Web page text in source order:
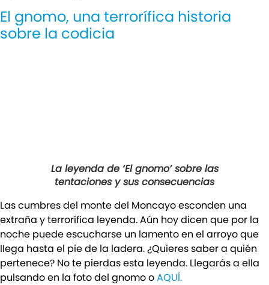
El gnomo, una terrorífica historia
sobre la codicia
La leyenda de ‘El gnomo’ sobre las
tentaciones y sus consecuencias
Las cumbres del monte del Moncayo esconden una
extraña y terrorífica leyenda. Aún hoy dicen que por la
noche puede escucharse un lamento en el arroyo que
llega hasta el pie de la ladera. ¿Quieres saber a quién
pertenece? No te pierdas esta leyenda. Llegarás a ella
pulsando en la foto del gnomo oAQUÍ.